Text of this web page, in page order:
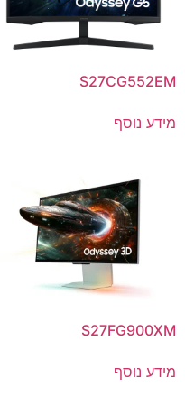
S27CG552EM
מידע נוסף
S27FG900XM
מידע נוסף